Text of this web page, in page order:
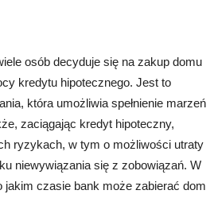
osób decyduje się na zakup domu
kredytu hipotecznego. Jest to
która umożliwia spełnienie marzeń
zaciągając kredyt hipoteczny,
ryzykach, w tym o możliwości utraty
niewywiązania się z zobowiązań. W
jakim czasie bank może zabierać dom